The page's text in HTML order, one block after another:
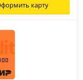
карту